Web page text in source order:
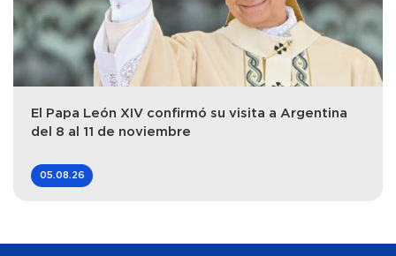
El Papa León XIV confirmó su visita a Argentina
del 8 al 11 de noviembre
05.08.26